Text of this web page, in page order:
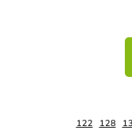
122 128